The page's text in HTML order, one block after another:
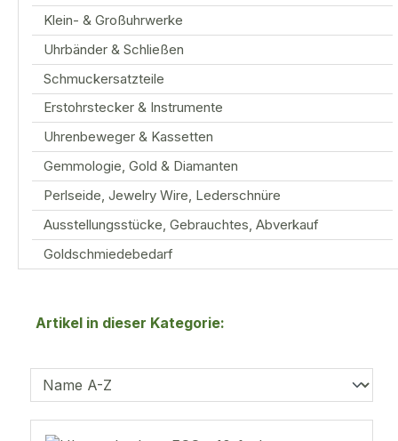
Klein- & Großuhrwerke
Uhrbänder & Schließen
Schmuckersatzteile
Erstohrstecker & Instrumente
Uhrenbeweger & Kassetten
Gemmologie, Gold & Diamanten
Perlseide, Jewelry Wire, Lederschnüre
Ausstellungsstücke, Gebrauchtes, Abverkauf
Goldschmiedebedarf
Artikel in dieser Kategorie: